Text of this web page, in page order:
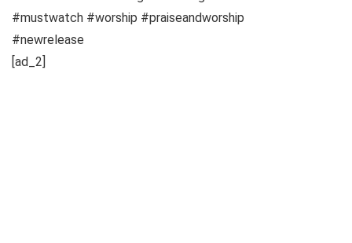
#mustwatch #worship #praiseandworship
#newrelease
[ad_2]